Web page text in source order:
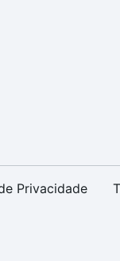
Privacidade